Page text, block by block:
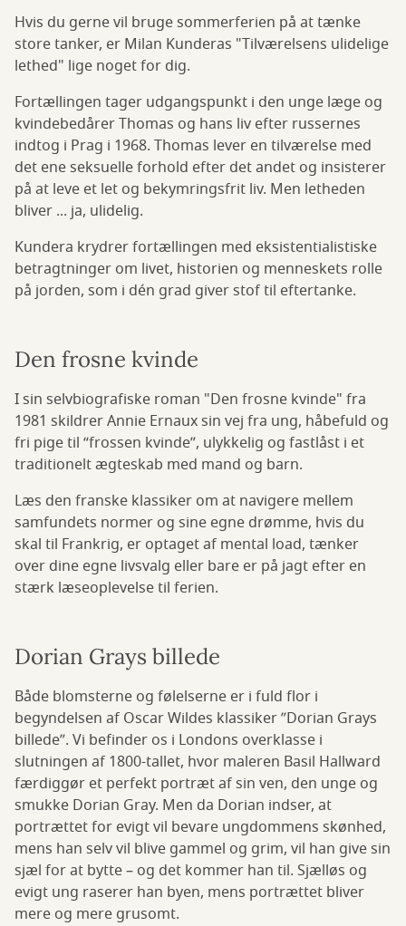
Hvis du gerne vil bruge sommerferien på at tænke
store tanker, er Milan Kunderas "Tilværelsens ulidelige
lethed" lige noget for dig.
Fortællingen tager udgangspunkt i den unge læge og
kvindebedårer Thomas og hans liv efter russernes
indtog i Prag i 1968. Thomas lever en tilværelse med
det ene seksuelle forhold efter det andet og insisterer
på at leve et let og bekymringsfrit liv. Men letheden
bliver ... ja, ulidelig.
Kundera krydrer fortællingen med eksistentialistiske
betragtninger om livet, historien og menneskets rolle
på jorden, som i dén grad giver stof til eftertanke.
Den frosne kvinde
I sin selvbiografiske roman "Den frosne kvinde" fra
1981 skildrer Annie Ernaux sin vej fra ung, håbefuld og
fri pige til “frossen kvinde”, ulykkelig og fastlåst i et
traditionelt ægteskab med mand og barn.
Læs den franske klassiker om at navigere mellem
samfundets normer og sine egne drømme, hvis du
skal til Frankrig, er optaget af mental load, tænker
over dine egne livsvalg eller bare er på jagt efter en
stærk læseoplevelse til ferien.
Dorian Grays billede
Både blomsterne og følelserne er i fuld flor i
begyndelsen af Oscar Wildes klassiker ”Dorian Grays
billede”. Vi befinder os i Londons overklasse i
slutningen af 1800-tallet, hvor maleren Basil Hallward
færdiggør et perfekt portræt af sin ven, den unge og
smukke Dorian Gray. Men da Dorian indser, at
portrættet for evigt vil bevare ungdommens skønhed,
mens han selv vil blive gammel og grim, vil han give sin
sjæl for at bytte – og det kommer han til. Sjælløs og
evigt ung raserer han byen, mens portrættet bliver
mere og mere grusomt.